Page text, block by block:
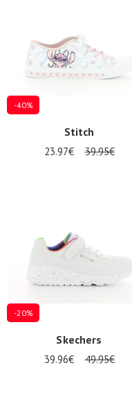
-40%
Stitch
23.97€ 39.95€
-20%
Skechers
39.96€ 49.95€